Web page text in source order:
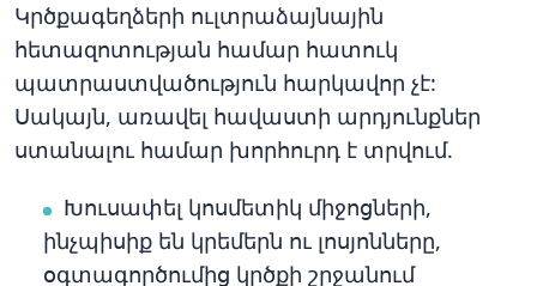
Կրծքագեղձերի ուլտրաձայնային
հետազոտության համար հատուկ
պատրաստվածություն հարկավոր չէ:
Սակայն, առավել հավաստի արդյունքներ
ստանալու համար խորհուրդ է տրվում.
Խուսափել կոսմետիկ միջոցների,
ինչպիսիք են կրեմերն ու լոսյոնները,
օգտագործումից կրծքի շրջանում